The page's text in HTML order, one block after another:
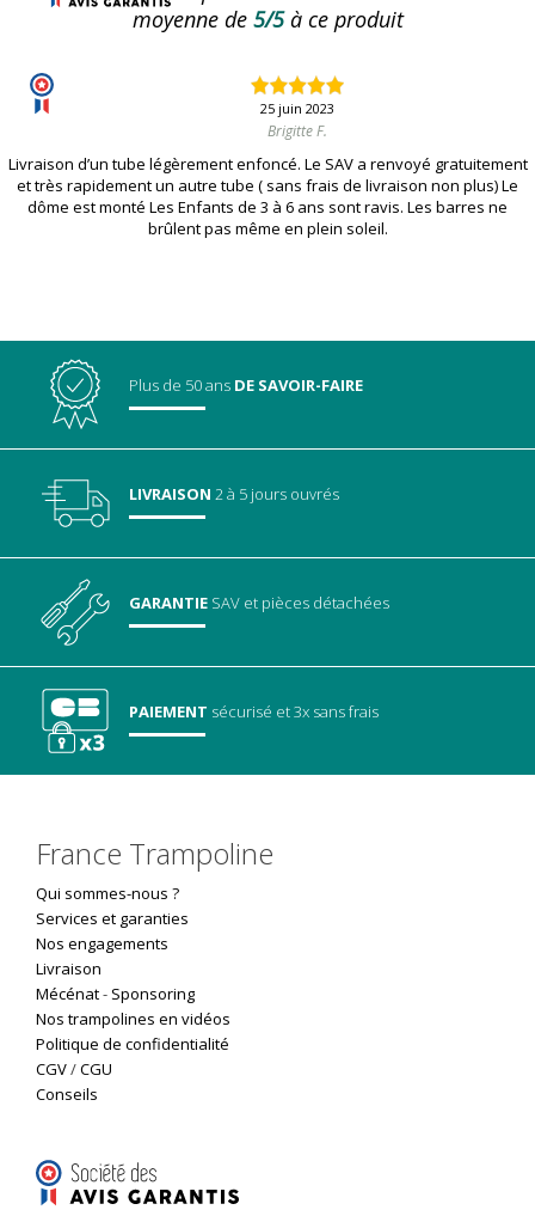
moyenne de5/5à ce produit
25 juin 2023
Brigitte F.
Livraison d’un tube légèrement enfoncé. Le SAV a renvoyé gratuitement
et très rapidement un autre tube ( sans frais de livraison non plus) Le
dôme est monté Les Enfants de 3 à 6 ans sont ravis. Les barres ne
brûlent pas même en plein soleil.
Plus de 50 ans DE SAVOIR-FAIRE
LIVRAISON 2 à 5 jours ouvrés
GARANTIE SAV et pièces détachées
PAIEMENT sécurisé et 3x sans frais
France Trampoline
Qui sommes-nous ?
Services et garanties
Nos engagements
Livraison
Mécénat- Sponsoring
Nos trampolines en vidéos
Politique de confidentialité
CGV/CGU
Conseils